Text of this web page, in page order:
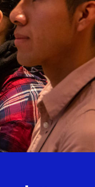
edición
por
de la
una
plato que
plena
estuvo
como
Además,
y